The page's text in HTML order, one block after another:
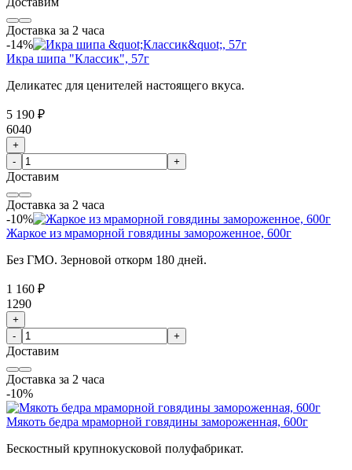
Доставка за 2 часа
-14%
Икра шипа "Классик", 57г
Деликатес для ценителей настоящего вкуса.
5 190 ₽
6040
+
-
+
Доставим
Доставка за 2 часа
-10%
Жаркое из мраморной говядины замороженное, 600г
Без ГМО. Зерновой откорм 180 дней.
1 160 ₽
1290
+
-
+
Доставим
Доставка за 2 часа
-10%
Мякоть бедра мраморной говядины замороженная, 600г
Бескостный крупнокусковой полуфабрикат.